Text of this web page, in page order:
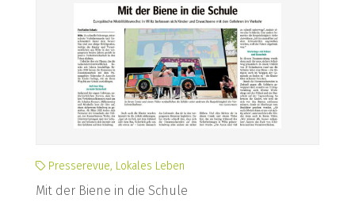
Presserevue, Lokales Leben
Mit der Biene in die Schule